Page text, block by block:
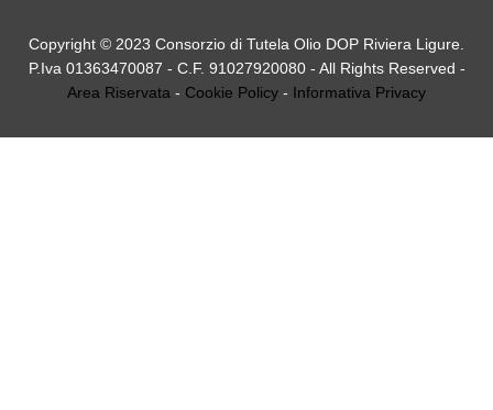
Copyright © 2023 Consorzio di Tutela Olio DOP Riviera Ligure.
P.Iva 01363470087 - C.F. 91027920080 - All Rights Reserved -
Area Riservata - Cookie Policy - Informativa Privacy